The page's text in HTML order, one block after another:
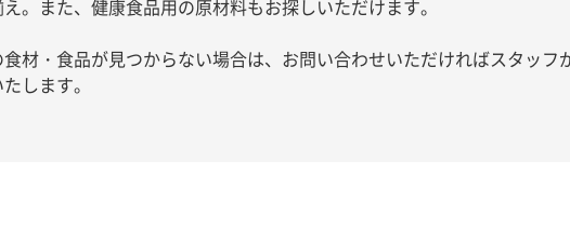
。また、健康食品用の原材料もお探しいただけます。
材・食品が見つからない場合は、お問い合わせいただければスタッフ
します。